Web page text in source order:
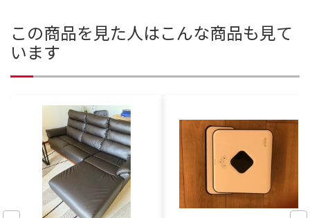
この商品を見た人はこんな商品も見て
います